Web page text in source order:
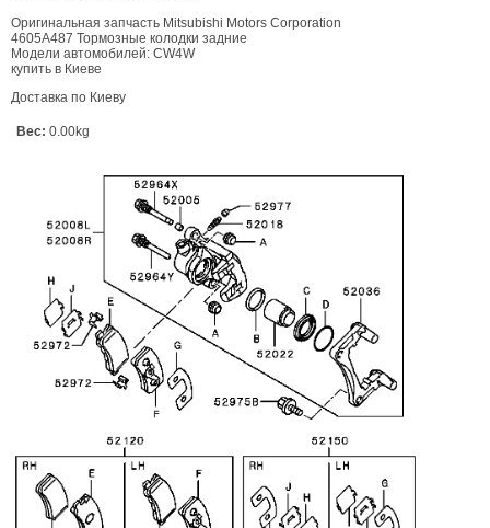
Оригинальная запчасть Mitsubishi Motors Corporation
4605A487 Тормозные колодки задние
Модели автомобилей: CW4W
купить в Киеве
Доставка по Киеву
Вес: 0.00kg